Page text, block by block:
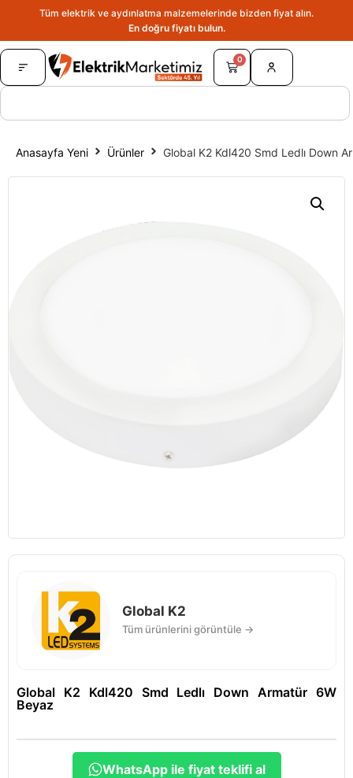
Tüm elektrik ve aydınlatma malzemelerinde bizden fiyat alın.
En doğru fiyatı bulun.
0
Anasayfa Yeni Ürünler Global K2 Kdl420 Smd Ledlı Down
Global K2
Tüm ürünlerini görüntüle →
Global K2 Kdl420 Smd Ledlı Down Armatür 6W
Beyaz
WhatsApp ile fiyat teklifi al